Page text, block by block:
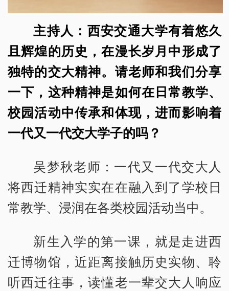
主持人：西安交通大学有着悠久
且辉煌的历史，在漫长岁月中形成了
独特的交大精神。请老师和我们分享
一下，这种精神是如何在日常教学、
校园活动中传承和体现，进而影响着
一代又一代交大学子的吗？
吴梦秋老师：一代又一代交大人
将西迁精神实实在在融入到了学校日
常教学、浸润在各类校园活动当中。
新生入学的第一课，就是走进西
迁博物馆，近距离接触历史实物、聆
听西迁往事，读懂老一辈交大人响应